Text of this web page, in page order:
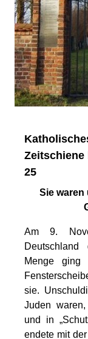
Zeitschiene
25
Sie waren
Am 9.
Menge ging
sie.
Juden
und in
endete mit